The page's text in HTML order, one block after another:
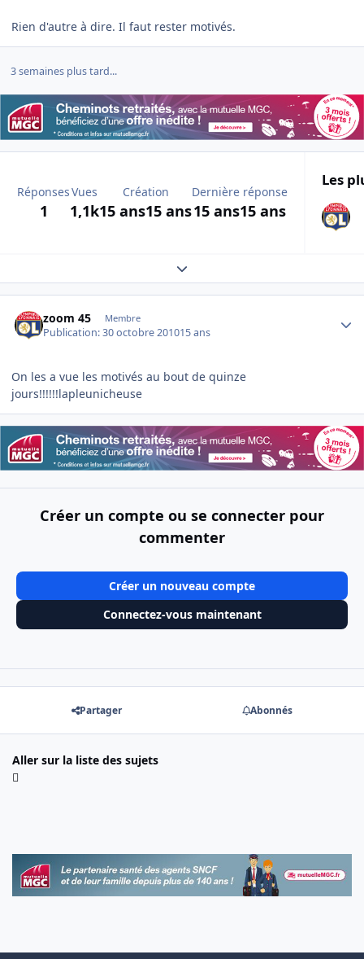
Rien d'autre à dire. Il faut rester motivés.
3 semaines plus tard...
Réponses
1
Vues
1,1k
Création
15 ans15 ans
Dernière réponse
15 ans15 ans
Les
Expand topic overview
zoom 45 Membre
Publication:30 octobre 201015 ans
On les a vue les motivés au bout de quinze
jours!!!!!!lapleunicheuse
Créer un compte ou se connecter pour
commenter
Créer un nouveau compte
Connectez-vous maintenant
Partager Abonnés
Aller sur la liste des sujets